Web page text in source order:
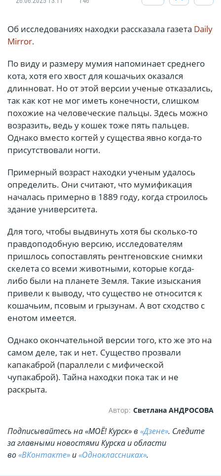
Об исследованиях находки рассказала газета Daily
Mirror.
По виду и размеру мумия напоминает среднего
кота, хотя его хвост для кошачьих оказался
длинноват. Но от этой версии ученые отказались,
так как кот не мог иметь конечности, слишком
похожие на человеческие пальцы. Здесь можно
возразить, ведь у кошек тоже пять пальцев.
Однако вместо когтей у существа явно когда-то
присутствовали ногти.
Примерный возраст находки ученым удалось
определить. Они считают, что мумификация
началась примерно в 1889 году, когда строилось
здание университета.
Для того, чтобы выдвинуть хотя бы сколько-то
правдоподобную версию, исследователям
пришлось сопоставлять рентгеновские снимки
скелета со всеми животными, которые когда-
либо были на планете Земля. Такие изыскания
привели к выводу, что существо не относится к
кошачьим, псовым и грызунам. А вот сходство с
енотом имеется.
Однако окончательной версии того, кто же это на
самом деле, так и нет. Существо прозвали
капакаброй (параллели с мифической
чупакаброй). Тайна находки пока так и не
раскрыта.
Автор: Светлана АНДРОСОВА
Подписывайтесь на «МОЁ! Курск» в «Дзене». Cледите
за главными новостями Курска и области
во«ВКонтакте» и«Одноклассниках».